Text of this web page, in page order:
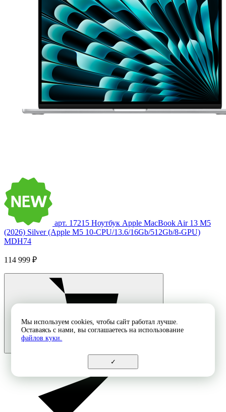
арт. 17215 Ноутбук Apple MacBook Air 13 M5
(2026) Silver (Apple M5 10-CPU/13.6/16Gb/512Gb/8-GPU)
MDH74
114 999 ₽
Мы используем cookies, чтобы сайт работал лучше.
Оставаясь с нами, вы соглашаетесь на использование
файлов куки.
✓